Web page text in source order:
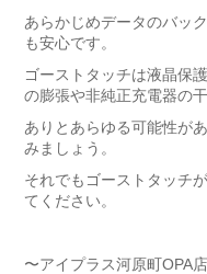
あらかじめデータのバッ
も安心です。
ゴーストタッチは液晶保
の膨張や非純正充電器の干
ありとあらゆる可能性が
みましょう。
それでもゴーストタッチ
てください。
〜アイプラス河原町OPA